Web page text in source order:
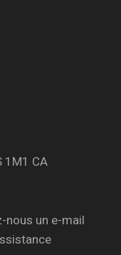
1M1 CA
nous un e-mail